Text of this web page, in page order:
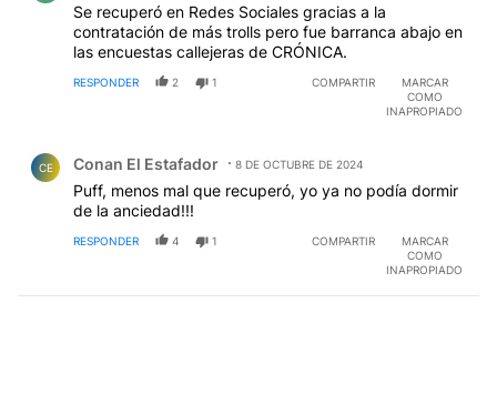
Se recuperó en Redes Sociales gracias a la
contratación de más trolls pero fue barranca abajo en
las encuestas callejeras de CRÓNICA.
RESPONDER 2 1 COMPARTIR
MARCAR
COMO
INAPROPIADO
CE Conan El Estafador 8 DE OCTUBRE DE 2024
Puff, menos mal que recuperó, yo ya no podía dormir
de la anciedad!!!
RESPONDER 4 1 COMPARTIR
MARCAR
COMO
INAPROPIADO